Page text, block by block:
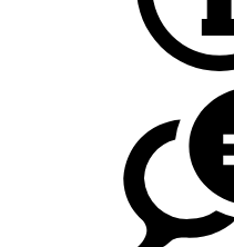
Grußwort
Ortsplan
Partnerschaft
Statistik
Mitteilungsblatt